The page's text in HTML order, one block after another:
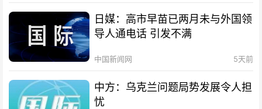
日媒：高市早苗已两月未与外国领
导人通电话 引发不满
中国新闻网 5天前
中方：乌克兰问题局势发展令人担
忧